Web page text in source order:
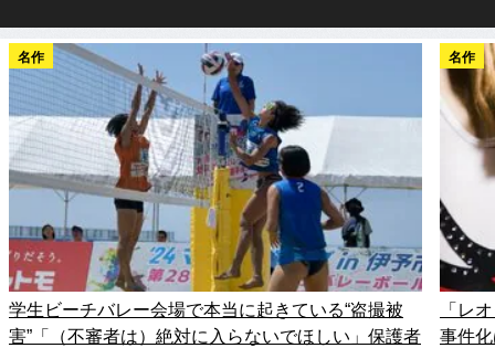
名作
学生ビーチバレー会場で本当に起きている“盗撮被
害”「（不審者は）絶対に入らないでほしい」保護者
名作
「レ
事件